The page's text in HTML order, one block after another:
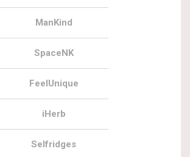
ManKind
SpaceNK
FeelUnique
iHerb
Selfridges